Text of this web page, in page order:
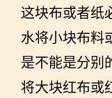
这块布或者纸
水将小块布料
是不能是分别
将大块红布或